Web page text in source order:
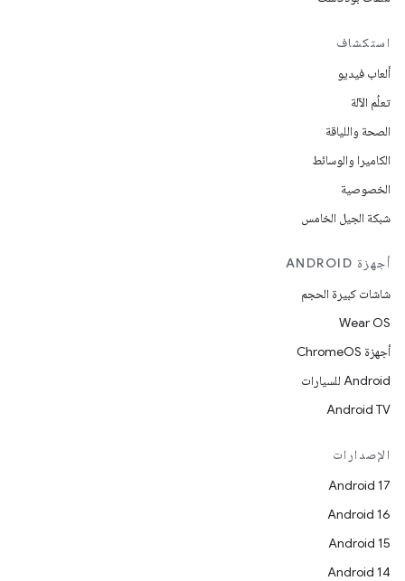
استكشاف
ألعاب فيديو
تعلُم الآلة
الصحة واللياقة
الكاميرا والوسائط
الخصوصية
شبكة الجيل الخامس
أجهزة ANDROID
شاشات كبيرة الحجم
Wear OS
أجهزة ChromeOS
Android للسيارات
Android TV
الإصدارات
Android 17
Android 16
Android 15
Android 14